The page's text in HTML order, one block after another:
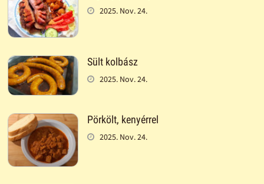
2025. Nov. 24.
Sült kolbász
2025. Nov. 24.
Pörkölt, kenyérrel
2025. Nov. 24.